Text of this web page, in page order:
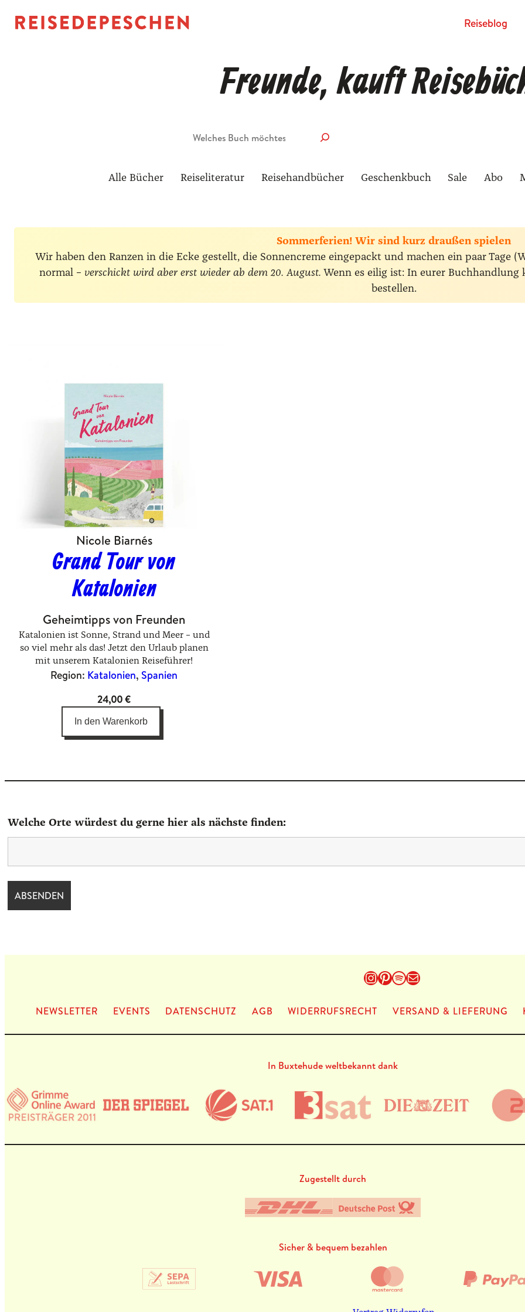
Rei­se­blog
Freunde, kauft
Alle Bücher Reiseliteratur Reisehandbücher Geschenkbuch Sale Abo
Sommerferien! Wir sind kurz draußen spielen
Wir haben den Ranzen in die Ecke gestellt, die Sonnencreme eingepackt und machen ein paar Tage
normal – verschickt wird aber erst wieder ab dem 20. August. Wenn es eilig ist: In eurer
bestellen.
Nicole Biarnés
Grand Tour von
Katalonien
Geheimtipps von Freunden
Katalonien ist Sonne, Strand und Meer – und
so viel mehr als das! Jetzt den Urlaub planen
mit unserem Katalonien Reiseführer!
Region: Katalonien, Spanien
24,00€
In den Warenkorb
Welche Orte würdest du gerne hier als nächste finden:
Instagram
Pinterest
Spotify
E-Mail
NEWS­LET­TER EVENTS DATEN­SCHUTZ AGB WIDERRUFSRECHT VERSAND & LIEFERUNG
In Buxtehude weltbekannt dank
Zugestellt durch
Sicher & bequem bezahlen